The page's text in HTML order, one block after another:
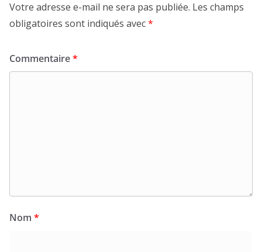
Votre adresse e-mail ne sera pas publiée. Les champs
obligatoires sont indiqués avec*
Commentaire*
Nom *